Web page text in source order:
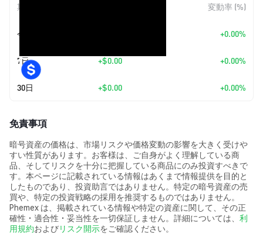
期間 変動率 (%)
今日 +0.00%
7日 +$0.00 +0.00%
30日 +$0.00 +0.00%
免責事項
暗号資産の価格は、市場リスクや価格変動の影響を大きく受けや
すい性質があります。お客様は、ご自身がよく理解している商
品、そしてリスクを十分に把握している商品にのみ投資すべきで
す。本ページに記載されている情報はあくまで情報提供を目的と
したものであり、投資助言ではありません。特定の暗号資産の売
買や、特定の投資戦略の採用を推奨するものではありません。
Phemex は、掲載されている情報や特定の資産に関して、その正
確性・適合性・妥当性を一切保証しません。詳細については、 利
用規約およびリスク開示をご確認ください。